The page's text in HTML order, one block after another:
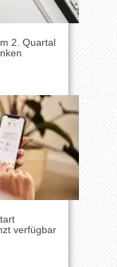
2. Quartal
verfügbar